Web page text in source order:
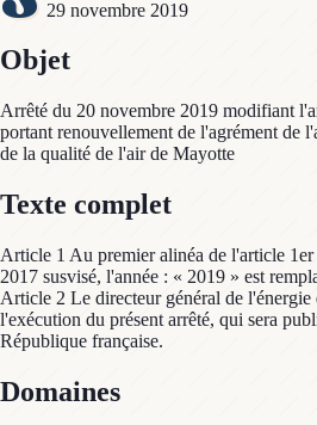
29 novembre 2019
Objet
Arrêté du 20 novembre 2019 modifiant
portant renouvellement de l'agrément de
de la qualité de l'air de Mayotte
Texte complet
Article 1 Au premier alinéa de l'article
2017 susvisé, l'année : « 2019 » est
Article 2 Le directeur général de l'énergie
l'exécution du présent arrêté, qui sera
République française.
Domaines